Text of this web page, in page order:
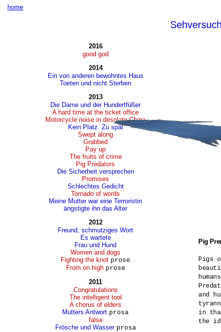
home
2016
good god
2014
Ein von anderen bewohntes Haus
Toeten und nicht Sterben
2013
Die Dame und der Hundertfüßer
A hard time at the ticket office
Motorcycle noise in desolate China
Kein Platz. Zu spät
Swept along
Grabbed
Pay up
The fruits of crime
Pig Predators
Die Sicherheit versprechen
Promises
Schlechtes Gedicht
Tornado of words
Meine Mutter war eine Terroristin
ängstigte ihn das Alter
2012
Freund, schmutziges Wort
Es wartete
Frau und Hund
Women and dogs
Fighting the knot prose
From on high prose
2011
Congratulations
The intelligent tool
A chorus of elders
Mutters Antwort prosa
false
Frösche und Wasser prosa
Pig
Pigs
and
in
the